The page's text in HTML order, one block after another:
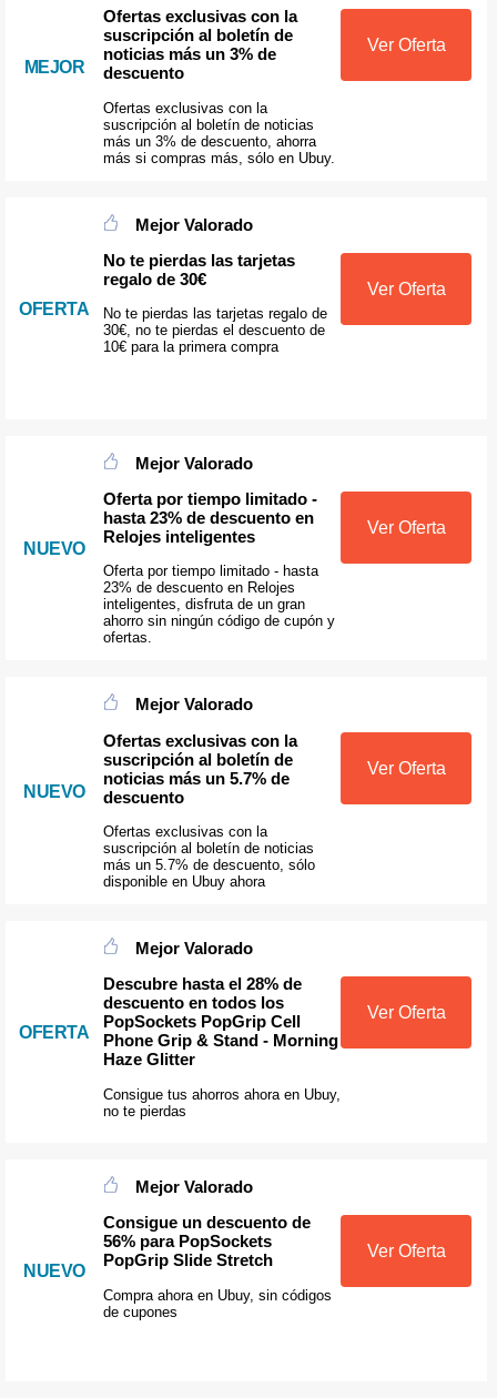
MEJOR
Ofertas exclusivas con la
suscripción al boletín de
noticias más un 3% de
descuento
Ofertas exclusivas con la
suscripción al boletín de noticias
más un 3% de descuento, ahorra
más si compras más, sólo en Ubuy.
Ver Oferta
OFERTA
Mejor Valorado
No te pierdas las tarjetas
regalo de 30€
No te pierdas las tarjetas regalo de
30€, no te pierdas el descuento de
10€ para la primera compra
Ver Oferta
NUEVO
Mejor Valorado
Oferta por tiempo limitado -
hasta 23% de descuento en
Relojes inteligentes
Oferta por tiempo limitado - hasta
23% de descuento en Relojes
inteligentes, disfruta de un gran
ahorro sin ningún código de cupón y
ofertas.
Ver Oferta
NUEVO
Mejor Valorado
Ofertas exclusivas con la
suscripción al boletín de
noticias más un 5.7% de
descuento
Ofertas exclusivas con la
suscripción al boletín de noticias
más un 5.7% de descuento, sólo
disponible en Ubuy ahora
Ver Oferta
OFERTA
Mejor Valorado
Descubre hasta el 28% de
descuento en todos los
PopSockets PopGrip Cell
Phone Grip & Stand - Morning
Haze Glitter
Consigue tus ahorros ahora en Ubuy,
no te pierdas
Ver Oferta
NUEVO
Mejor Valorado
Consigue un descuento de
56% para PopSockets
PopGrip Slide Stretch
Compra ahora en Ubuy, sin códigos
de cupones
Ver Oferta